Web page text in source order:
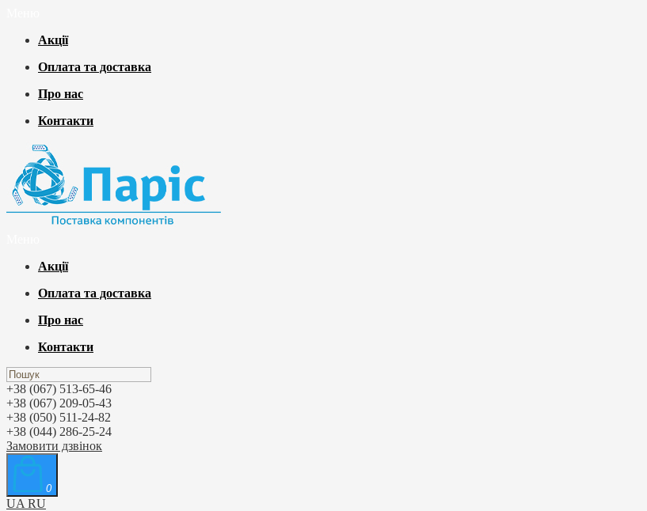
Акції
Оплата та доставка
Про нас
Контакти
Акції
Оплата та доставка
Про нас
Контакти
+38 (067) 513-65-46
+38 (067) 209-05-43
+38 (050) 511-24-82
+38 (044) 286-25-24
Замовити дзвінок
0
UA RU